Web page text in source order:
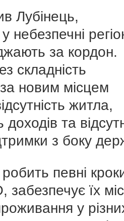
Лубінець,
небезпечні
за кордон.
складність
за новим місцем
житла,
та
з боку
певні
їх
у